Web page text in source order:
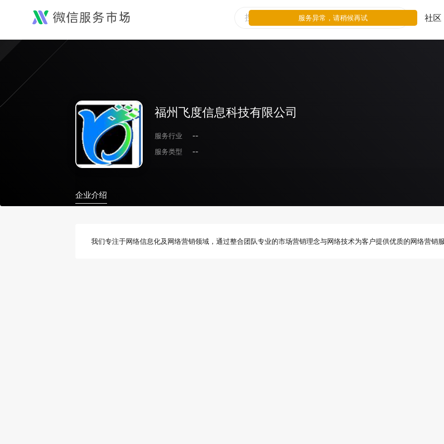
社区
福州飞度信息科技有限公司
服务行业
--
服务类型
--
企业介绍
我们专注于网络信息化及网络营销领域，通过整合团队专业的市场营销理念与网络技术为客户提供优质的网络营销
服务异常，请稍候再试